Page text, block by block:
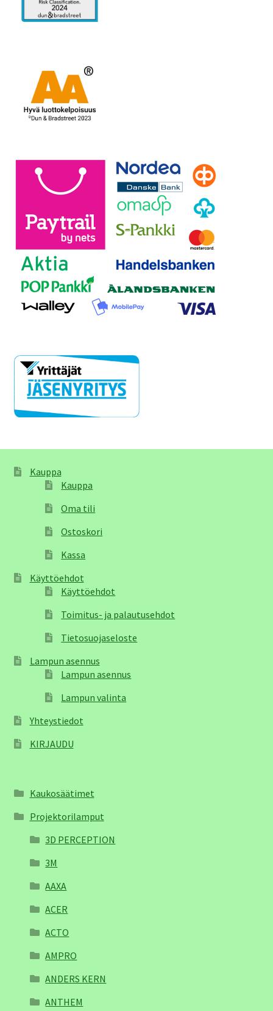
Kauppa
Kauppa
Oma tili
Ostoskori
Kassa
Käyttöehdot
Käyttöehdot
Toimitus- ja palautusehdot
Tietosuojaseloste
Lampun asennus
Lampun asennus
Lampun valinta
Yhteystiedot
KIRJAUDU
Kaukosäätimet
Projektorilamput
3D PERCEPTION
3M
AAXA
ACER
ACTO
AMPRO
ANDERS KERN
ANTHEM